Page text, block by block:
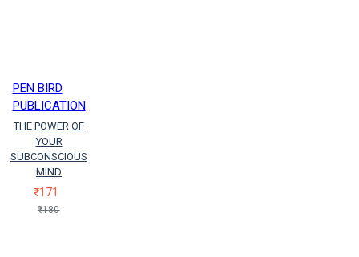
PEN BIRD
PUBLICATION
THE POWER OF
YOUR
SUBCONSCIOUS
MIND
₹171
₹180